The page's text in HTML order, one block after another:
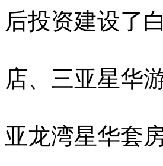
后投资建设了
店、三亚星华
亚龙湾星华套